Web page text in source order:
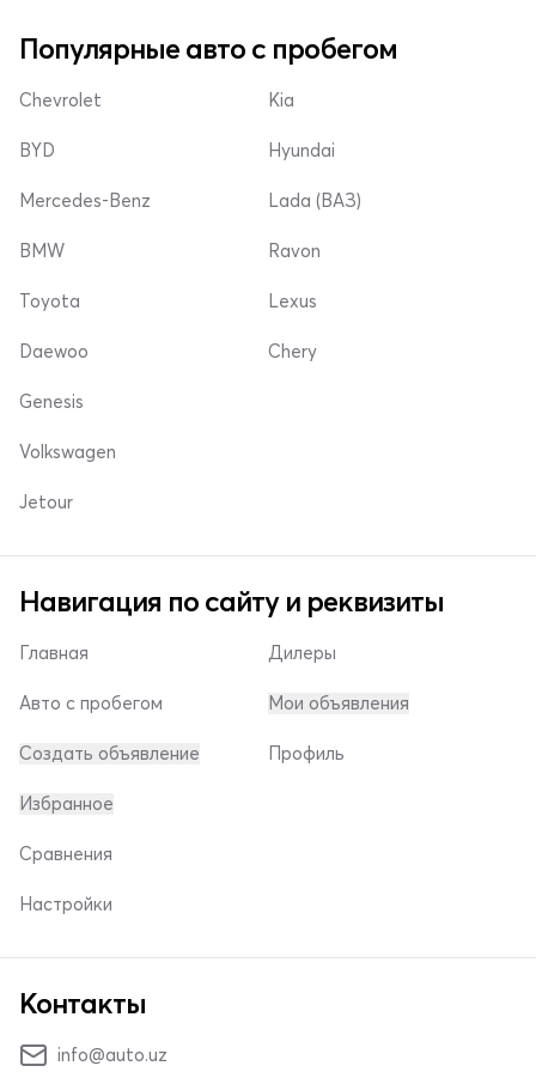
Популярные авто с пробегом
Chevrolet
BYD
Mercedes-Benz
Kia
Hyundai
Lada (ВАЗ)
BMW
Toyota
Daewoo
Ravon
Lexus
Chery
Genesis
Volkswagen
Jetour
Навигация по сайту и реквизиты
Главная
Авто с пробегом
Создать объявление
Дилеры
Мои объявления
Профиль
Избранное
Сравнения
Настройки
Контакты
info@auto.uz